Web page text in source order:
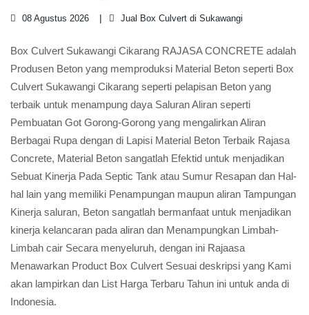
08 Agustus 2026 Jual Box Culvert di Sukawangi
Box Culvert Sukawangi Cikarang RAJASA CONCRETE adalah
Produsen Beton yang memproduksi Material Beton seperti Box
Culvert Sukawangi Cikarang seperti pelapisan Beton yang
terbaik untuk menampung daya Saluran Aliran seperti
Pembuatan Got Gorong-Gorong yang mengalirkan Aliran
Berbagai Rupa dengan di Lapisi Material Beton Terbaik Rajasa
Concrete, Material Beton sangatlah Efektid untuk menjadikan
Sebuat Kinerja Pada Septic Tank atau Sumur Resapan dan Hal-
hal lain yang memiliki Penampungan maupun aliran Tampungan
Kinerja saluran, Beton sangatlah bermanfaat untuk menjadikan
kinerja kelancaran pada aliran dan Menampungkan Limbah-
Limbah cair Secara menyeluruh, dengan ini Rajaasa
Menawarkan Product Box Culvert Sesuai deskripsi yang Kami
akan lampirkan dan List Harga Terbaru Tahun ini untuk anda di
Indonesia.